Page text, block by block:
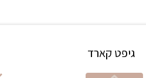
גיפט קארד